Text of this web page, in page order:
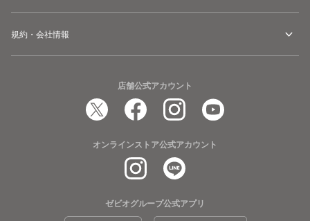
規約・会社情報
店舗公式アカウント
オンラインストア公式アカウント
ゼビオグループ公式アプリ